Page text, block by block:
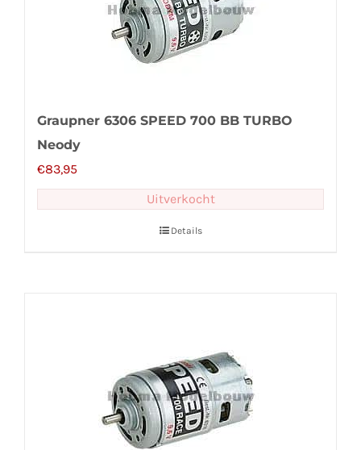
Graupner 6306 SPEED 700 BB TURBO
Neody
€83,95
Uitverkocht
Details